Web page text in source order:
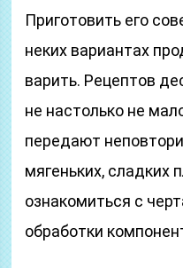
Приготовить его
неких вариантах
варить. Рецептов
не настолько не
передают
мягеньких, сладких
ознакомиться с
обработки